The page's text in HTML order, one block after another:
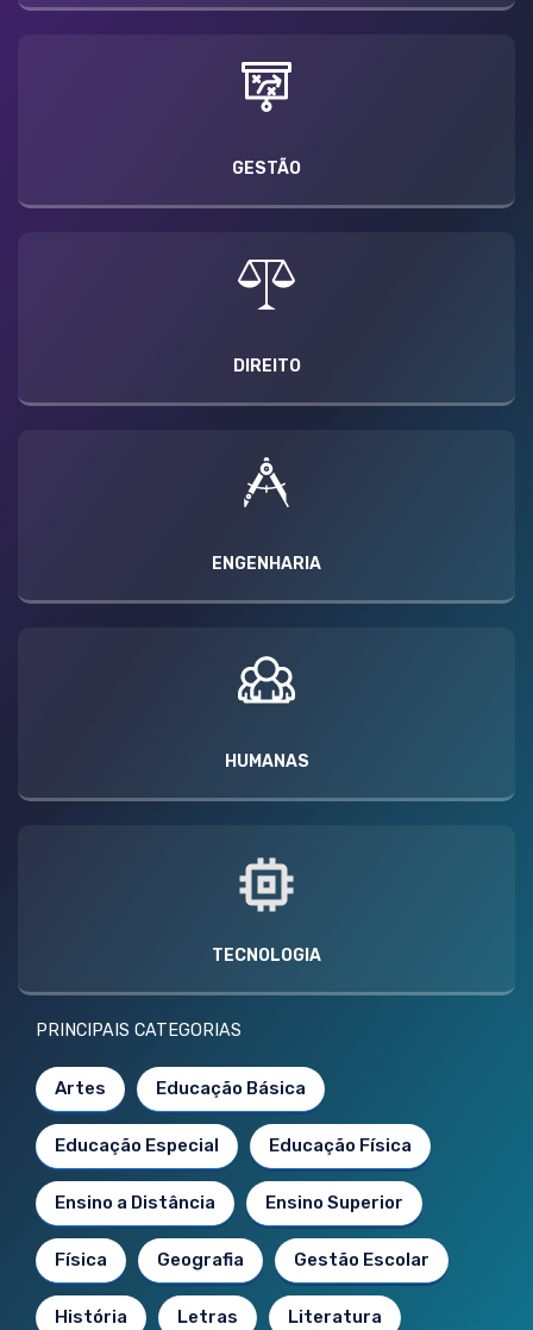
GESTÃO
DIREITO
ENGENHARIA
HUMANAS
TECNOLOGIA
PRINCIPAIS CATEGORIAS
Artes Educação Básica
Educação Especial Educação Física
Ensino a Distância Ensino Superior
Física Geografia Gestão Escolar
História Letras Literatura